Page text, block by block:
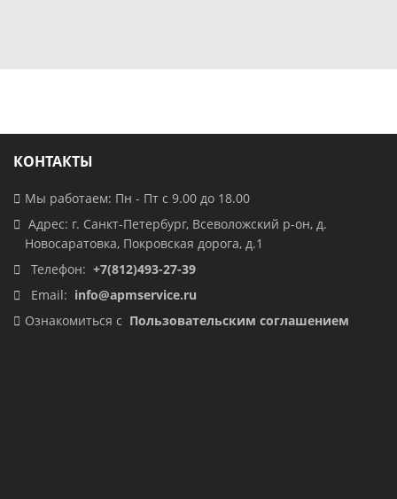
КОНТАКТЫ
Мы работаем: Пн - Пт с 9.00 до 18.00
Адрес: г. Санкт-Петербург, Всеволожский р-он, д.
Новосаратовка, Покровская дорога, д.1
Телефон: +7(812)493-27-39
Email: info@apmservice.ru
Ознакомиться с Пользовательским соглашением